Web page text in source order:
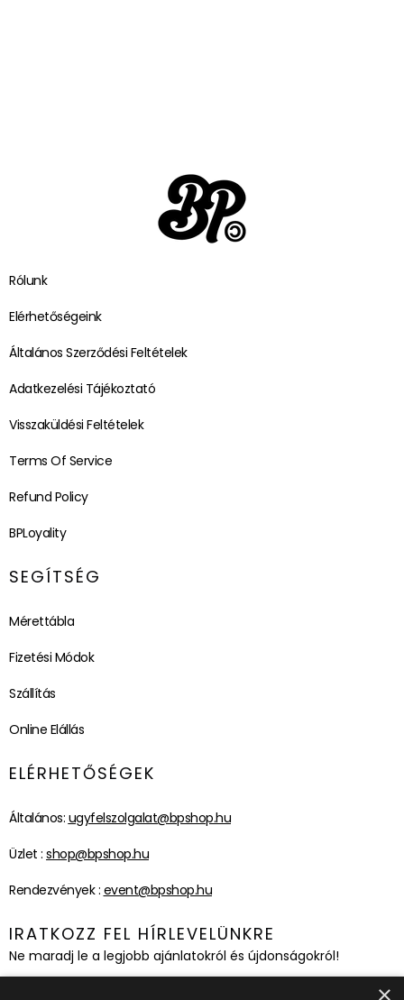
Rólunk
Elérhetőségeink
Általános Szerződési Feltételek
Adatkezelési Tájékoztató
Visszaküldési Feltételek
Terms Of Service
Refund Policy
BPLoyality
SEGÍTSÉG
Mérettábla
Fizetési Módok
Szállítás
Online Elállás
ELÉRHETŐSÉGEK
Általános: ugyfelszolgalat@bpshop.hu
Üzlet : shop@bpshop.hu
Rendezvények : event@bpshop.hu
IRATKOZZ FEL HÍRLEVELÜNKRE
Ne maradj le a legjobb ajánlatokról és újdonságokról!